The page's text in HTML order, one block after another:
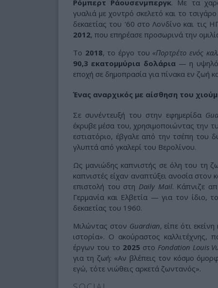
Ρόμπερτ Ράουσενμπεργκ. Με τα
γυαλιά με χοντρό σκελετό και το
δεκαετίας του '60 στο Λονδίνο και τις
2012, που επηρέασε προσωρινά την
Το 2018, το έργο του «Πορτρέτο ενός
90,3 εκατομμύρια δολάρια— η
εποχή σε δημοπρασία για πίνακα εν ζωή
Ένας αναρχικός με αίσθηση του
Σε συνέντευξή του στην εφημερίδα
έκρυβε μέσα του, χρησιμοποιώντας την
εστιατόριο, έβγαλε από την τσέπη του
γλυπτά από γκαλερί του Βερολίνου.
Ως μανιώδης καπνιστής σε όλη του τη
καπνιστές είχαν αναπτύξει ανοσία στον
επιστολή του στη Daily Mail. Κάπνιζε
Γερμανία και Ελβετία — για τον ίδιο,
δεκαετίας του 1960.
Μιλώντας στον Guardian, είπε ότι
ιστορία». Ο ακούραστος καλλιτέχνης,
έργων του το 2025 στο Fondation Louis
για τη ζωή: «Αν βλέπεις τον κόσμο
εγώ, τότε νιώθεις αρκετά ζωντανός».